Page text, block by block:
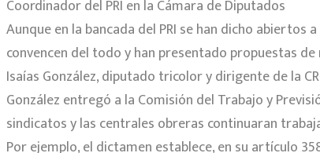
Coordinador del PRI en la Cámara de Diputados
Aunque en la bancada del PRI se han dicho
convencen del todo y han presentado propuestas
Isaías González, diputado tricolor y dirigente de la
González entregó a la Comisión del Trabajo y
sindicatos y las centrales obreras continuaran
Por ejemplo, el dictamen establece, en su artículo